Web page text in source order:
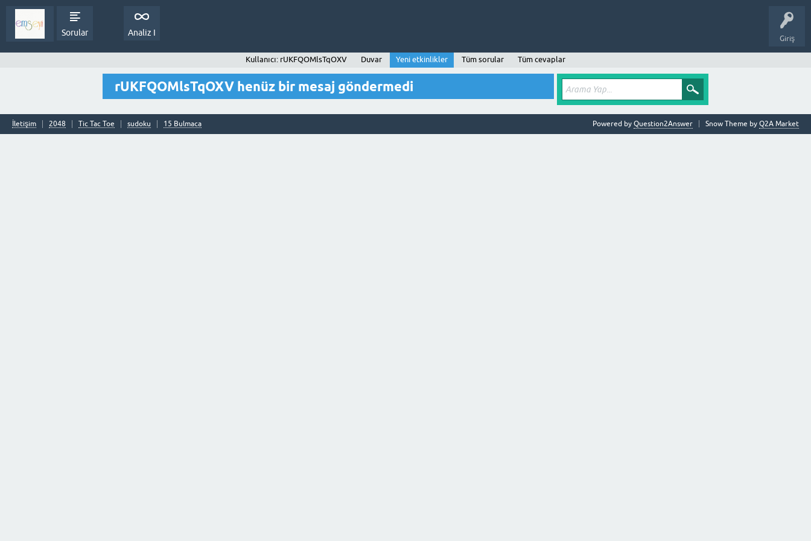
Giriş
Sorular Analiz I
Kullanıcı: rUKFQOMlsTqOXV Duvar Yeni etkinlikler Tüm sorular Tüm cevaplar
rUKFQOMlsTqOXV henüz bir mesaj göndermedi
İletişim 2048 Tic Tac Toe sudoku 15 Bulmaca Snow Theme by Q2A Market
Powered by Question2Answer